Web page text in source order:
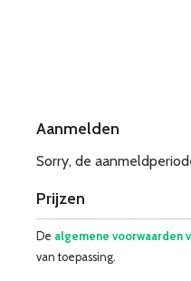
Aanmelden
Sorry, de
Prijzen
De algemene voorwaarden
van toepassing.